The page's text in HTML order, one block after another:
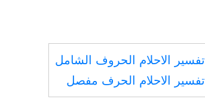
تفسير الاحلام الحروف الشامل
تفسير الاحلام الحرف مفصل